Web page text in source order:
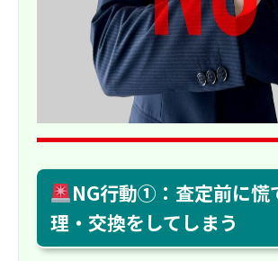
NG行動①：査定前に慌
理・交換をしてしまう